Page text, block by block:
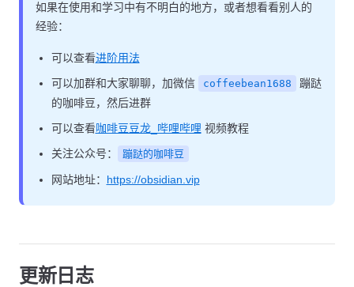
如果在使用和学习中有不明白的地方，或者想看看别人的
经验：
可以查看进阶用法
可以加群和大家聊聊，加微信
coffeebean1688
蹦跶
的咖啡豆，然后进群
可以查看咖啡豆豆龙_哔哩哔哩 视频教程
关注公众号：
蹦跶的咖啡豆
网站地址： https://obsidian.vip
更新日志